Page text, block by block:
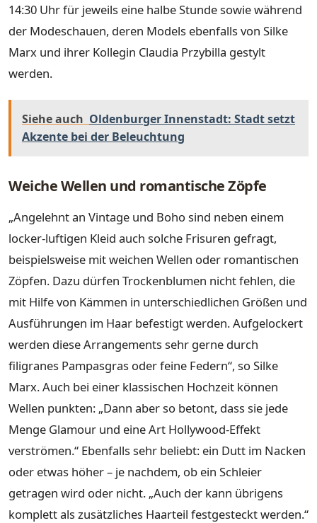
14:30 Uhr für jeweils eine halbe Stunde sowie während
der Modeschauen, deren Models ebenfalls von Silke
Marx und ihrer Kollegin Claudia Przybilla gestylt
werden.
Siehe auch Oldenburger Innenstadt: Stadt setzt
Akzente bei der Beleuchtung
Weiche Wellen und romantische Zöpfe
„Angelehnt an Vintage und Boho sind neben einem
locker-luftigen Kleid auch solche Frisuren gefragt,
beispielsweise mit weichen Wellen oder romantischen
Zöpfen. Dazu dürfen Trockenblumen nicht fehlen, die
mit Hilfe von Kämmen in unterschiedlichen Größen und
Ausführungen im Haar befestigt werden. Aufgelockert
werden diese Arrangements sehr gerne durch
filigranes Pampasgras oder feine Federn“, so Silke
Marx. Auch bei einer klassischen Hochzeit können
Wellen punkten: „Dann aber so betont, dass sie jede
Menge Glamour und eine Art Hollywood-Effekt
verströmen.“ Ebenfalls sehr beliebt: ein Dutt im Nacken
oder etwas höher – je nachdem, ob ein Schleier
getragen wird oder nicht. „Auch der kann übrigens
komplett als zusätzliches Haarteil festgesteckt werden.“